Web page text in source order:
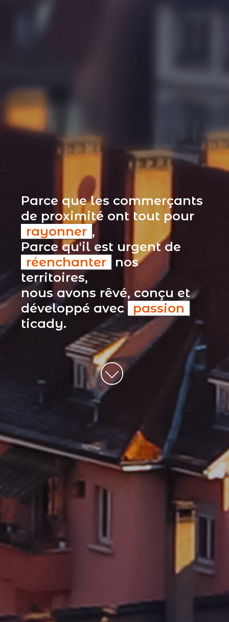
Parce que les commerçants
de proximité ont tout pour
rayonner ,
Parce qu'il est urgent de
réenchanter
nos
territoires,
nous avons rêvé, conçu et
développé avec passion
ticady.